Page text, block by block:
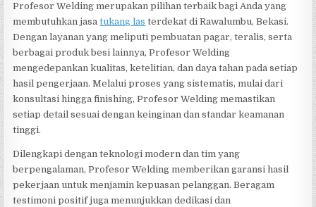
Profesor Welding merupakan pilihan terbaik bagi Anda yang
membutuhkan jasatukang las terdekat di Rawalumbu, Bekasi.
Dengan layanan yang meliputi pembuatan pagar, teralis, serta
berbagai produk besi lainnya, Profesor Welding
mengedepankan kualitas, ketelitian, dan daya tahan pada setiap
hasil pengerjaan. Melalui proses yang sistematis, mulai dari
konsultasi hingga finishing, Profesor Welding memastikan
setiap detail sesuai dengan keinginan dan standar keamanan
tinggi.
Dilengkapi dengan teknologi modern dan tim yang
berpengalaman, Profesor Welding memberikan garansi hasil
pekerjaan untuk menjamin kepuasan pelanggan. Beragam
testimoni positif juga menunjukkan dedikasi dan